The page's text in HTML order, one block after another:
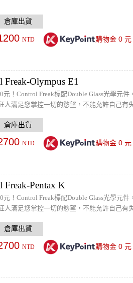
NTD 購物金 0元
Freak-Olympus E1
！Control Freak標配Double Glass光學元
人滿足您掌控一切的慾望，不能允許自己有
NTD 購物金 0元
Freak-Pentax K
！Control Freak標配Double Glass光學元
人滿足您掌控一切的慾望，不能允許自己有
NTD 購物金 0元